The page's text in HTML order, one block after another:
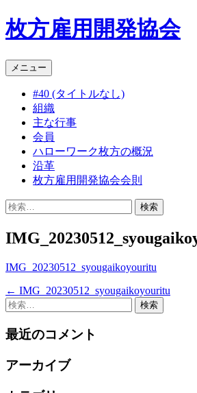
枚方雇用開発協会
メニュー コ
テ
ン
ツ
へ
ス
キ
ッ
#40 (タイトルなし)
組織
主な行事
会員
ハローワーク枚方の概況
沿革
枚方雇用開発協会会則
検
IMG_20230512_syougaikoyouritu
投
稿
ナ
ビ
← IMG_20230512_syougaikoyouritu
検
最近のコメント
アーカイブ